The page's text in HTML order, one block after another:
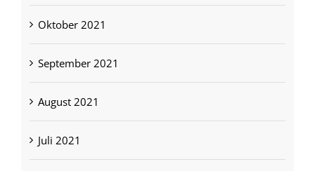
Oktober 2021
September 2021
August 2021
Juli 2021